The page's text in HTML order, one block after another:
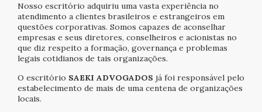
Nosso escritório adquiriu uma vasta experiência no
atendimento a clientes brasileiros e estrangeiros em
questões corporativas. Somos capazes de aconselhar
empresas e seus diretores, conselheiros e acionistas no
que diz respeito a formação, governança e problemas
legais cotidianos de tais organizações.
O escritório SAEKI ADVOGADOS já foi responsável pelo
estabelecimento de mais de uma centena de organizações
locais.